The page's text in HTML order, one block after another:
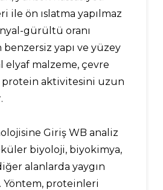
ile ön ıslatma yapılmaz
gürültü oranı
yapı ve yüzey
elyaf malzeme, çevre
protein aktivitesini uzun
Giriş WB analiz
biyoloji, biyokimya,
alanlarda yaygın
Yöntem, proteinleri